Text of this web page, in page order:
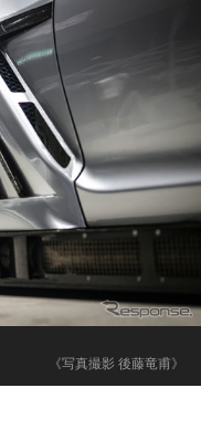
《写真撮影 後藤竜甫》